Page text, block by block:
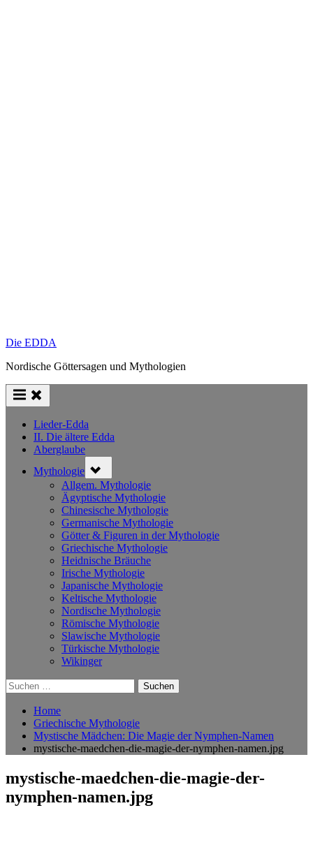
Die EDDA
Nordische Göttersagen und Mythologien
Lieder-Edda
II. Die ältere Edda
Aberglaube
Mythologie sub-
menu
Allgem. Mythologie
Ägyptische Mythologie
Chinesische Mythologie
Germanische Mythologie
Götter & Figuren in der Mythologie
Griechische Mythologie
Heidnische Bräuche
Irische Mythologie
Japanische Mythologie
Keltische Mythologie
Nordische Mythologie
Römische Mythologie
Slawische Mythologie
Türkische Mythologie
Wikinger
Suchen
nach:
Home
Griechische Mythologie
Mystische Mädchen: Die Magie der Nymphen-Namen
mystische-maedchen-die-magie-der-nymphen-namen.jpg
mystische-maedchen-die-magie-der-
nymphen-namen.jpg